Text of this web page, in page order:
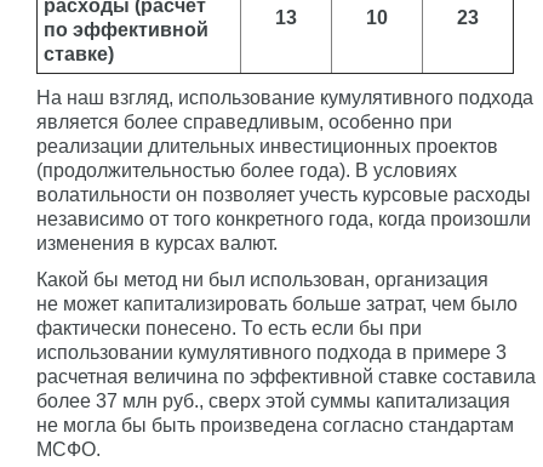
расходы (расчет
по эффективной
ставке)
13 10 23
На наш взгляд, использование кумулятивного подхода
является более справедливым, особенно при
реализации длительных инвестиционных проектов
(продолжительностью более года). В условиях
волатильности он позволяет учесть курсовые расходы
независимо от того конкретного года, когда произошли
изменения в курсах валют.
Какой бы метод ни был использован, организация
не может капитализировать больше затрат, чем было
фактически понесено. То есть если бы при
использовании кумулятивного подхода в примере 3
расчетная величина по эффективной ставке составила
более 37 млн руб., сверх этой суммы капитализация
не могла бы быть произведена согласно стандартам
МСФО.